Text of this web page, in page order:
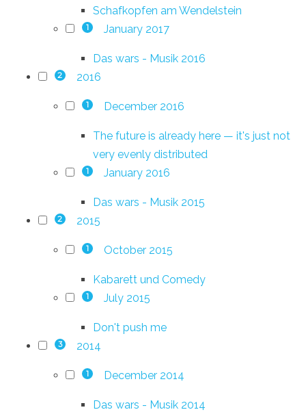
Schafkopfen am Wendelstein
1 January 2017
Das wars - Musik 2016
2 2016
1 December 2016
The future is already here — it's just not
very evenly distributed
1 January 2016
Das wars - Musik 2015
2 2015
1 October 2015
Kabarett und Comedy
1 July 2015
Don't push me
3 2014
1 December 2014
Das wars - Musik 2014